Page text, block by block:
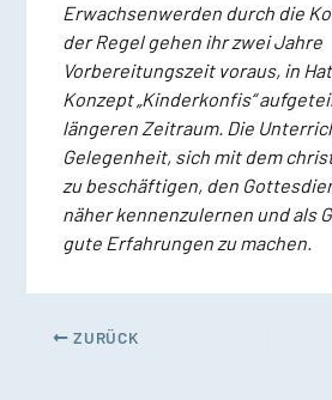
Erwachsenwerden durch die
der Regel gehen ihr zwei Jahre
Vorbereitungszeit voraus, in
Konzept „Kinderkonfis“
längeren Zeitraum. Die
Gelegenheit, sich mit dem
zu beschäftigen, den
näher kennenzulernen und als
gute Erfahrungen zu machen.
ZURÜCK